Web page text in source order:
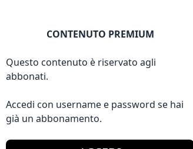
CONTENUTO PREMIUM
Questo contenuto è riservato agli
abbonati.
Accedi con username e password se hai
già un abbonamento.